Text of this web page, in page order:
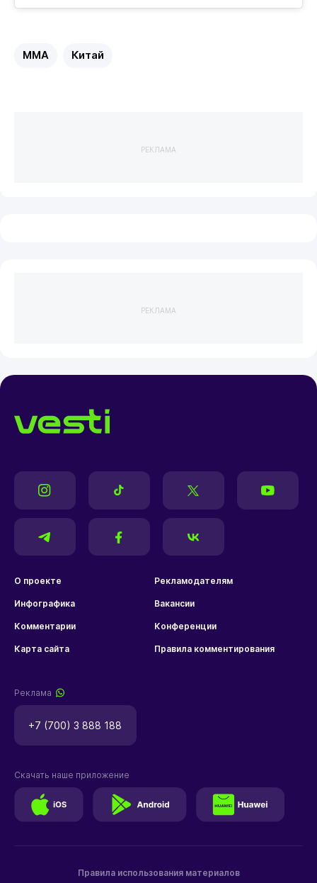
MMA Китай
РЕКЛАМА
РЕКЛАМА
О проекте Рекламодателям
Инфографика Вакансии
Комментарии Конференции
Карта сайта Правила комментирования
Реклама
+7 (700) 3 888 188
Правила использования материалов
Скачать наше приложение